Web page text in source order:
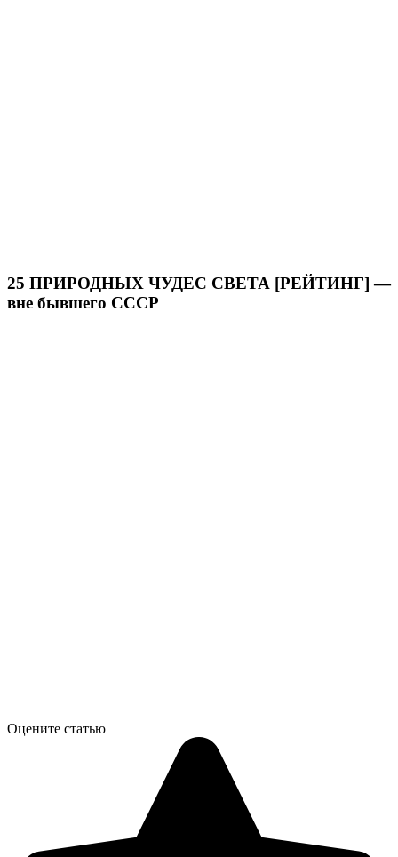
25 ПРИРОДНЫХ ЧУДЕС СВЕТА [РЕЙТИНГ] —
вне бывшего СССР
Оцените статью